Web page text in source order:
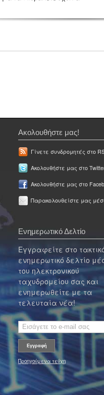
Ακολουθήστε μας!
Γίνετε συνδρομητές στο
Ακολουθήστε μας στο
Ακολουθήστε μας στο
Παρακολουθείστε μας
Ενημερωτικό Δελτίο
Εγγραφείτε στο
ενημερωτικό δελτίο
του ηλεκτρονικού
ταχυδρομείου σας και
ενημερωθείτε με τα
τελευταία νέα!
Προηγούμενα τεύχη